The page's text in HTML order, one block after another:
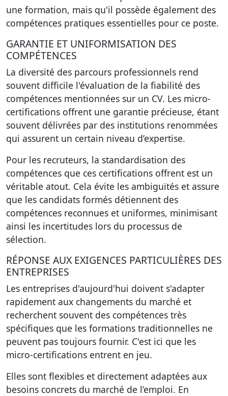
une formation, mais qu'il possède également des
compétences pratiques essentielles pour ce poste.
GARANTIE ET UNIFORMISATION DES
COMPÉTENCES
La diversité des parcours professionnels rend
souvent difficile l'évaluation de la fiabilité des
compétences mentionnées sur un CV. Les micro-
certifications offrent une garantie précieuse, étant
souvent délivrées par des institutions renommées
qui assurent un certain niveau d’expertise.
Pour les recruteurs, la standardisation des
compétences que ces certifications offrent est un
véritable atout. Cela évite les ambiguïtés et assure
que les candidats formés détiennent des
compétences reconnues et uniformes, minimisant
ainsi les incertitudes lors du processus de
sélection.
RÉPONSE AUX EXIGENCES PARTICULIÈRES DES
ENTREPRISES
Les entreprises d'aujourd'hui doivent s'adapter
rapidement aux changements du marché et
recherchent souvent des compétences très
spécifiques que les formations traditionnelles ne
peuvent pas toujours fournir. C'est ici que les
micro-certifications entrent en jeu.
Elles sont flexibles et directement adaptées aux
besoins concrets du marché de l’emploi. En